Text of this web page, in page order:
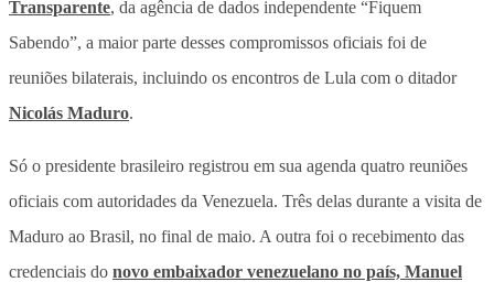
Transparente, da agência de dados independente “Fiquem
Sabendo”, a maior parte desses compromissos oficiais foi de
reuniões bilaterais, incluindo os encontros de Lula com o ditador
Nicolás Maduro.
Só o presidente brasileiro registrou em sua agenda quatro reuniões
oficiais com autoridades da Venezuela. Três delas durante a visita de
Maduro ao Brasil, no final de maio. A outra foi o recebimento das
credenciais do novo embaixador venezuelano no país, Manuel